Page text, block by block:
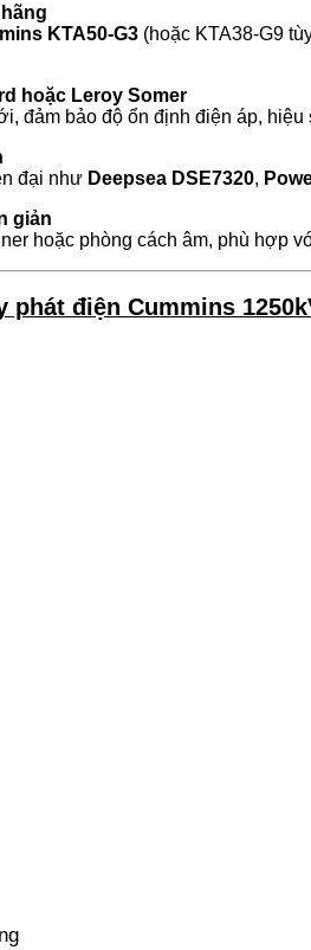
KTA50-G3 (hoặc KTA38-G9
hoặc Leroy Somer
đảm bảo độ ổn định điện áp,
đại như Deepsea DSE7320,
giản
hoặc phòng cách âm, phù hợp
phát điện Cummins